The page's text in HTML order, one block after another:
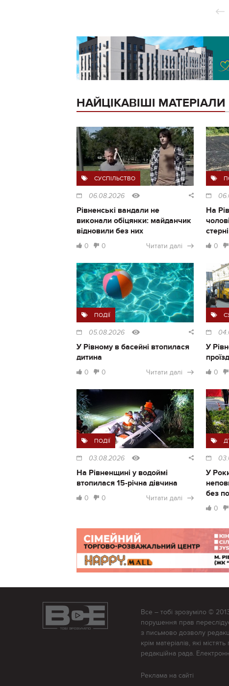
НАЙЦІКАВІШІ МАТЕРІАЛИ
СУСПІЛЬСТВО
06.08.2026
Рівненські вандали не
виконали обіцянки: майданчик
відновили без них
0 0 Читати далі
На
0
ПОДІЇ
05.08.2026
У Рівному в басейні втопилася
дитина
0 0 Читати далі
У
0
ПОДІЇ
03.08.2026
На Рівненщині у водоймі
втопилася 15-річна дівчина
0 0 Читати далі
У
без
0
Все – тобі зрозуміло ©
порушення прав
з письмово дозволу
крім матеріалів, які
редакційна рада.
Реклама на сайті